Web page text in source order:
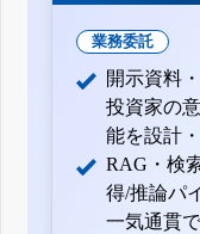
業務委託
開示資料
投資家の
能を設計
RAG・検
得/推論パ
一気通貫